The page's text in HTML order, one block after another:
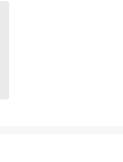
机制及发展趋势等进
了智能浴缸行业风险
策以及新形势下面临
略等。是风险投资公
相关企业准确了解目
展动态，把握企业定
来户外家具业务的市
迷雾，寻找户外家具
的分析、预测的基础
的发展与投资策略，
竞争中洞察先机，根
，为战略投资者选择
做战略规划提供了准
衔撰写，在大量周密
费者需求的日益多样
智能、个性化服务、
，智能家具行业正处
时期。物联网技术的
联互通，形成一个智
5G 和 AI 技术的融合
的发展显著提升了智